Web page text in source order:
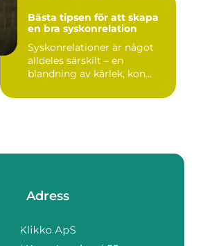
Bästa tipsen för att skapa
en bra syskonrelation
Syskonrelationer är något
alldeles särskilt – en
blandning av kärlek, kon...
Adress